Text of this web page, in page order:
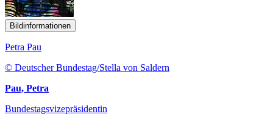
Bildinformationen
Petra Pau
© Deutscher Bundestag/Stella von Saldern
Pau, Petra
Bundestagsvizepräsidentin